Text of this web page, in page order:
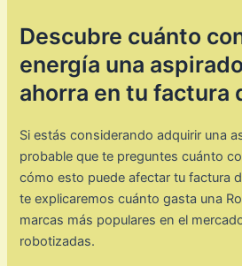
Descubre cuánto
energía una
ahorra en tu factura
Si estás considerando adquirir una
probable que te preguntes cuánto
cómo esto puede afectar tu factura
te explicaremos cuánto gasta una
marcas más populares en el
robotizadas.